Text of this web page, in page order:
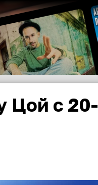
Цой с 20-